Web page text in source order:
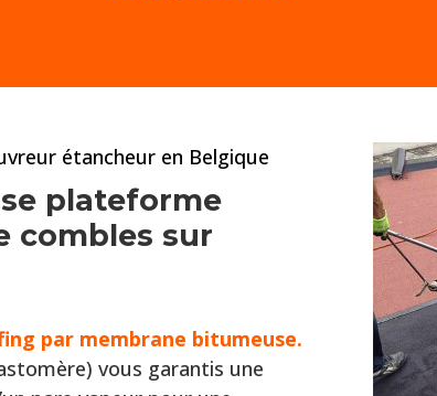
étancheur en Belgique
plateforme
combles sur
par membrane bitumeuse.
vous garantis une